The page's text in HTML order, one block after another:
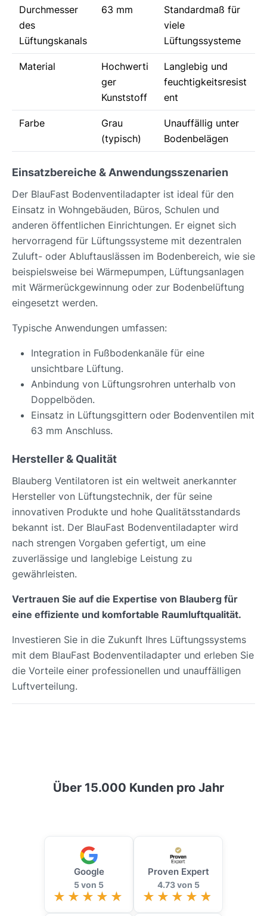
Durchmesser
des
Lüftungskanals
63 mm
Standardmaß für
viele
Lüftungssysteme
Material
Hochwerti
ger
Kunststoff
Langlebig und
feuchtigkeitsresist
ent
Farbe
Grau
(typisch)
Unauffällig unter
Bodenbelägen
Einsatzbereiche & Anwendungsszenarien
Der BlauFast Bodenventiladapter ist ideal für den
Einsatz in Wohngebäuden, Büros, Schulen und
anderen öffentlichen Einrichtungen. Er eignet sich
hervorragend für Lüftungssysteme mit dezentralen
Zuluft- oder Abluftauslässen im Bodenbereich, wie sie
beispielsweise bei Wärmepumpen, Lüftungsanlagen
mit Wärmerückgewinnung oder zur Bodenbelüftung
eingesetzt werden.
Typische Anwendungen umfassen:
Integration in Fußbodenkanäle für eine
unsichtbare Lüftung.
Anbindung von Lüftungsrohren unterhalb von
Doppelböden.
Einsatz in Lüftungsgittern oder Bodenventilen mit
63 mm Anschluss.
Hersteller & Qualität
Blauberg Ventilatoren ist ein weltweit anerkannter
Hersteller von Lüftungstechnik, der für seine
innovativen Produkte und hohe Qualitätsstandards
bekannt ist. Der BlauFast Bodenventiladapter wird
nach strengen Vorgaben gefertigt, um eine
zuverlässige und langlebige Leistung zu
gewährleisten.
Vertrauen Sie auf die Expertise von Blauberg für
eine effiziente und komfortable Raumluftqualität.
Investieren Sie in die Zukunft Ihres Lüftungssystems
mit dem BlauFast Bodenventiladapter und erleben Sie
die Vorteile einer professionellen und unauffälligen
Luftverteilung.
Über 15.000 Kunden pro Jahr
Google
5 von 5
Proven Expert
4.73 von 5